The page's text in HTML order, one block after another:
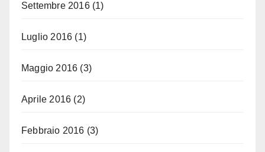
Settembre 2016(1)
Luglio 2016 (1)
Maggio 2016 (3)
Aprile 2016 (2)
Febbraio 2016 (3)